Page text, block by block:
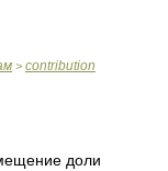
> contribution
доли